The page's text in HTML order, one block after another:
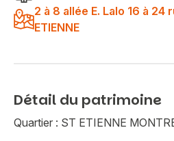
2 à 8 allée E. Lalo 16 à 24
ETIENNE
Détail du patrimoine
Quartier : ST ETIENNE